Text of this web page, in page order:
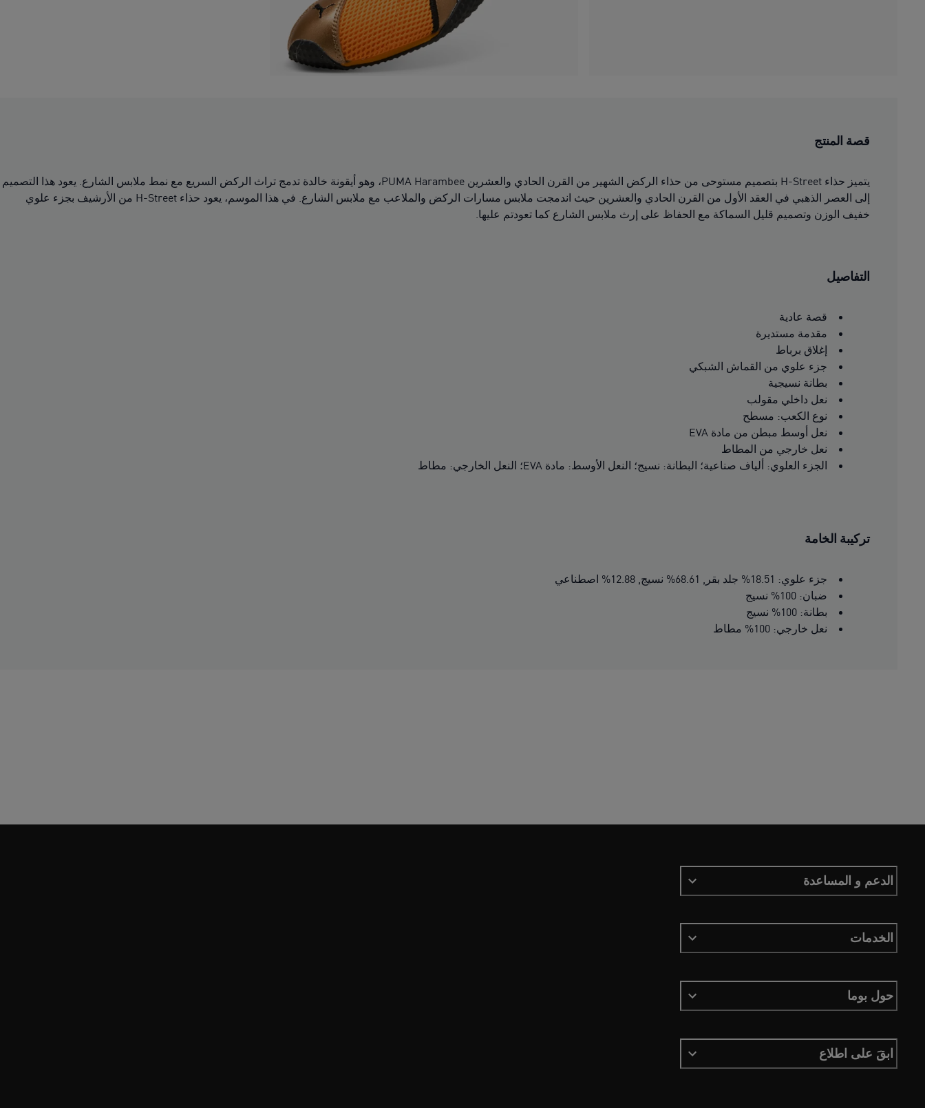
قصة المنتج
يتميز حذاء H-Street بتصميم مستوحى من حذاء الركض الشهير من القرن الحادي والعشرين PUMA Harambee، وهو أيقونة خالدة تدمج تراث الركض السريع مع نمط ملابس الشارع. يعود هذا التصميم
إلى العصر الذهبي في العقد الأول من القرن الحادي والعشرين حيث اندمجت ملابس مسارات الركض والملاعب مع ملابس الشارع. في هذا الموسم، يعود حذاء H-Street من الأرشيف بجزء علوي
خفيف الوزن وتصميم قليل السماكة مع الحفاظ على إرث ملابس الشارع كما تعودتم عليها.
التفاصيل
قصة عادية
مقدمة مستديرة
إغلاق برباط
جزء علوي من القماش الشبكي
بطانة نسيجية
نعل داخلي مقولب
نوع الكعب: مسطح
نعل أوسط مبطن من مادة EVA
نعل خارجي من المطاط
الجزء العلوي: ألياف صناعية؛ البطانة: نسيج؛ النعل الأوسط: مادة EVA؛ النعل الخارجي: مطاط
تركيبة الخامة
جزء علوي: 18.51% جلد بقر, 68.61% نسيج, 12.88% اصطناعي
ضبان: 100% نسيج
بطانة: 100% نسيج
نعل خارجي: 100% مطاط
الدعم و المساعدة
الخدمات
حول بوما
ابقَ على اطلاع